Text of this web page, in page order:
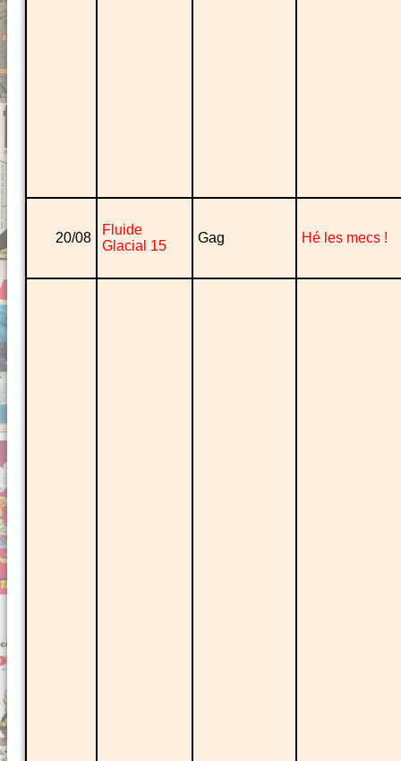
20/08
Fluide
Glacial 15
Gag Hé les mecs !